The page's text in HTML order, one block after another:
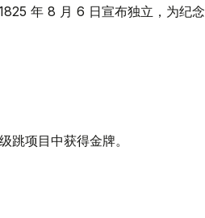
年 8 月 6 日宣布独立，为纪念
跳项目中获得金牌。